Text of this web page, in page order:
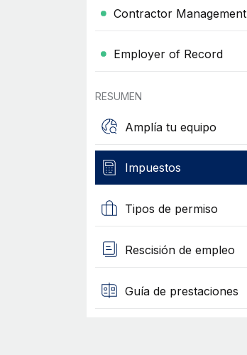
Contractor Management
Employer of Record
RESUMEN
Amplía tu equipo
Impuestos
Tipos de permiso
Rescisión de empleo
Guía de prestaciones